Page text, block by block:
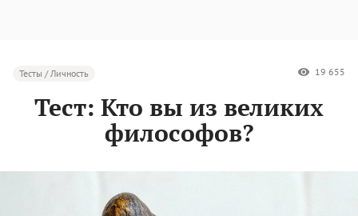
Тесты / Личность 19 655
Тест: Кто вы из великих
философов?